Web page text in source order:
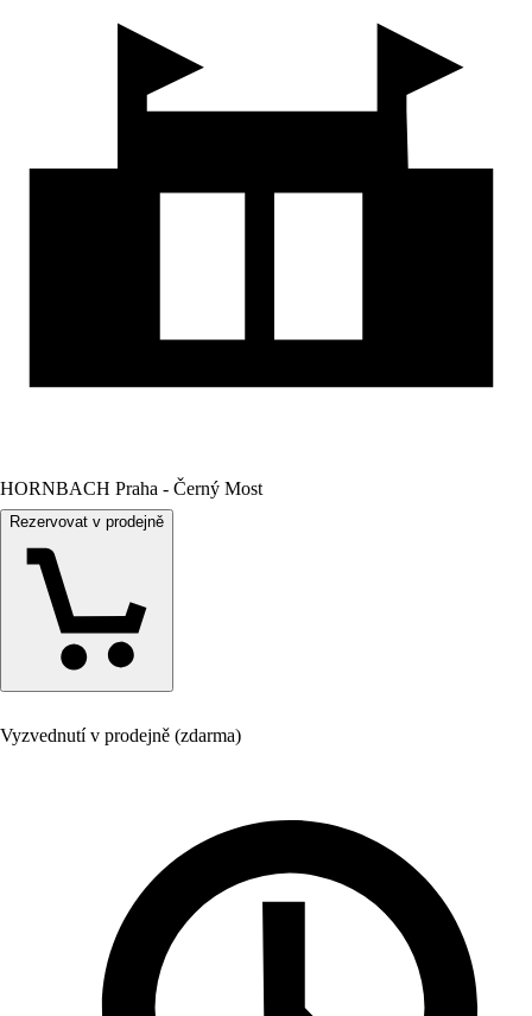
HORNBACH Praha - Černý Most
Rezervovat v prodejně
Vyzvednutí v prodejně (zdarma)